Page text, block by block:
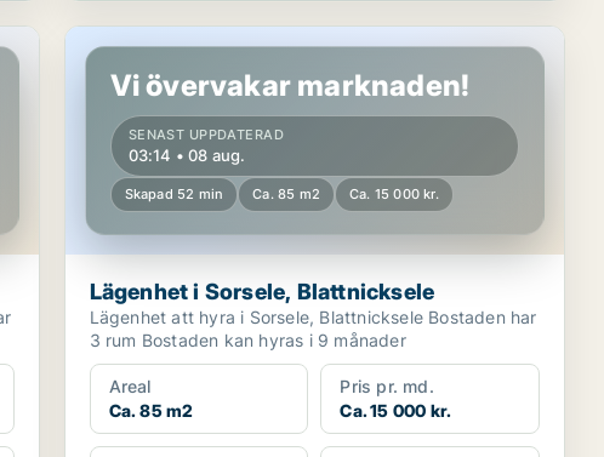
Lägenhet i Sorsele, Blattnicksele
Vi övervakar marknaden!
SENAST UPPDATERAD
03:14 • 08 aug.
Skapad 52 min Ca. 85 m2 Ca. 15 000 kr.
Lägenhet i Sorsele, Blattnicksele
Lägenhet att hyra i Sorsele, Blattnicksele Bostaden har
3 rum Bostaden kan hyras i 9 månader
Areal
Ca. 85 m2
Pris pr. md.
Ca. 15 000 kr.